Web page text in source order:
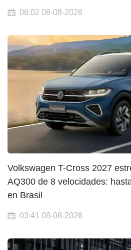
06:02 08-08-2026
Volkswagen T-Cross 2027
AQ300 de 8 velocidades:
en Brasil
03:41 08-08-2026